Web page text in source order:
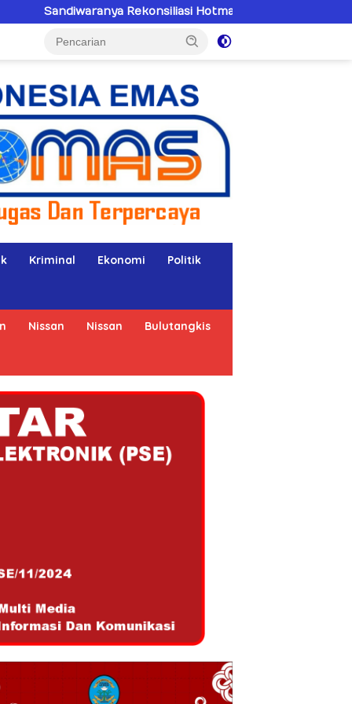
Rekonsiliasi Hotman Paris–PWI: Saat Hukum Kalah Oleh
Kriminal Ekonomi Politik
Nissan Nissan Bulutangkis